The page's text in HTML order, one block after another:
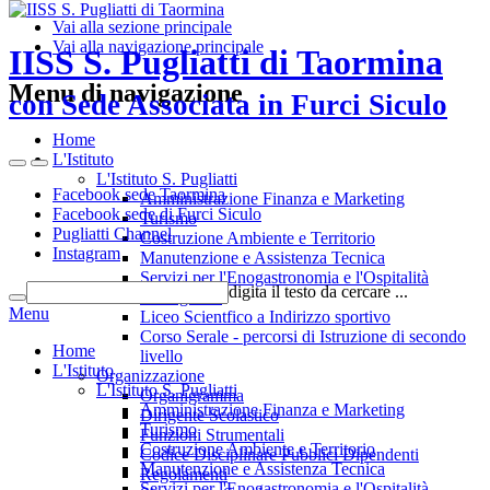
Vai alla sezione principale
Vai alla navigazione principale
IISS S. Pugliatti di Taormina
con Sede Associata in Furci Siculo
Facebook sede Taormina
Facebook sede di Furci Siculo
Pugliatti Channel
Instagram
digita il testo da cercare ...
Menu
Home
L'Istituto
L'Istituto S. Pugliatti
Amministrazione Finanza e Marketing
Turismo
Costruzione Ambiente e Territorio
Manutenzione e Assistenza Tecnica
Menu di navigazione
Home
L'Istituto
L'Istituto S. Pugliatti
Amministrazione Finanza e Marketing
Turismo
Costruzione Ambiente e Territorio
Manutenzione e Assistenza Tecnica
Servizi per l'Enogastronomia e l'Ospitalità
Liceo Scientfico a Indirizzo sportivo
Corso Serale - percorsi di Istruzione di secondo
livello
Organizzazione
Organigramma
Dirigente Scolastico
Funzioni Strumentali
Codice Disciplinare Pubblici Dipendenti
Regolamenti